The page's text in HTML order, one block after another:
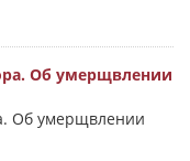
Об умерщвлении
Об умерщвлении